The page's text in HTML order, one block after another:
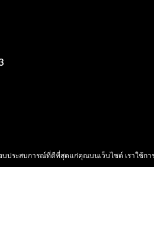
บประสบการณ์ที่ดีที่สุดแก่คุณบนเว็บไซต์ เราใช้